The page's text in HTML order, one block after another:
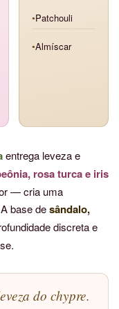
●Patchouli
●Almíscar
entrega leveza e
rosa turca e iris
— cria uma
base desândalo,
discreta e
do chypre.